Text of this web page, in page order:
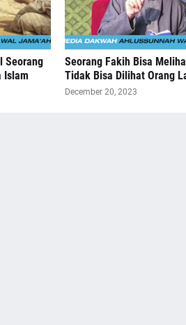
Seorang
Islam
Seorang Fakih Bisa
Tidak Bisa Dilihat Orang
December 20, 2023